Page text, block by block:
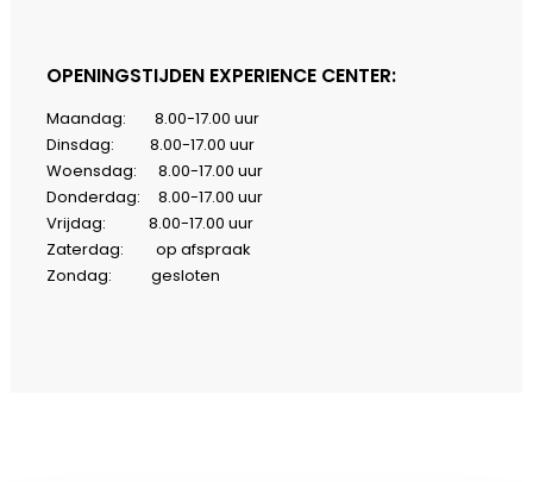
OPENINGSTIJDEN EXPERIENCE CENTER:
Maandag: 8.00-17.00 uur
Dinsdag: 8.00-17.00 uur
Woensdag: 8.00-17.00 uur
Donderdag: 8.00-17.00 uur
Vrijdag: 8.00-17.00 uur
Zaterdag: op afspraak
Zondag: gesloten